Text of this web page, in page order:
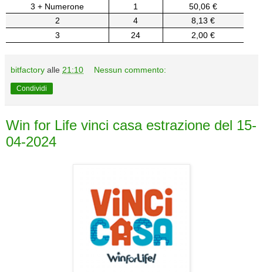
3 + Numerone
1
50,06 €
2
4
8,13 €
3
24 2,00 €
bitfactory alle 21:10 Nessun commento:
Condividi
Win for Life vinci casa estrazione del 15-
04-2024